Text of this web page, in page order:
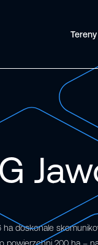
Tereny
ha doskonale